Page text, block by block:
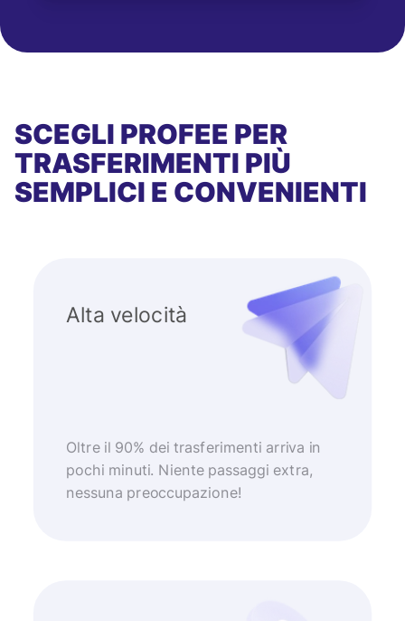
SCEGLI PROFEE PER
TRASFERIMENTI PIÙ
SEMPLICI E CONVENIENTI
Alta velocità
Oltre il 90% dei trasferimenti arriva in
pochi minuti. Niente passaggi extra,
nessuna preoccupazione!